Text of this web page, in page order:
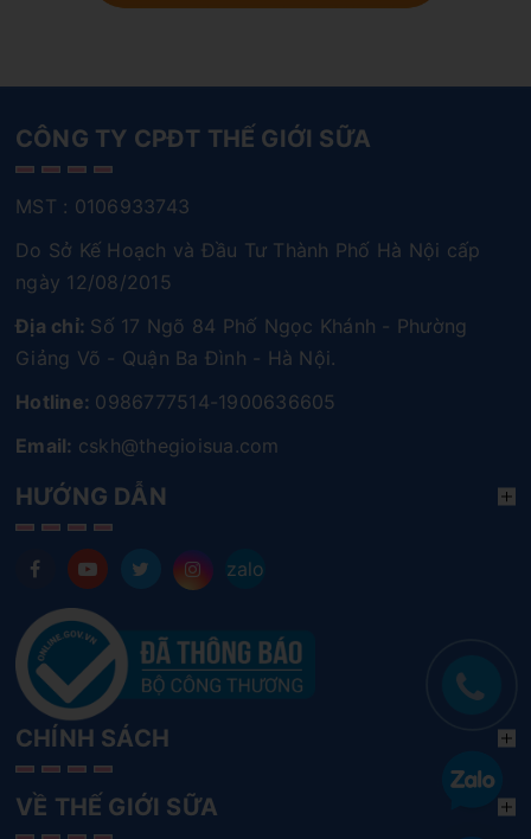
CÔNG TY CPĐT THẾ GIỚI SỮA
MST : 0106933743
Do Sở Kế Hoạch và Đầu Tư Thành Phố Hà Nội cấp
ngày 12/08/2015
Địa chỉ: Số 17 Ngõ 84 Phố Ngọc Khánh - Phường
Giảng Võ - Quận Ba Đình - Hà Nội.
Hotline: 0986777514-1900636605
Email: cskh@thegioisua.com
HƯỚNG DẪN
zalo
CHÍNH SÁCH
VỀ THẾ GIỚI SỮA